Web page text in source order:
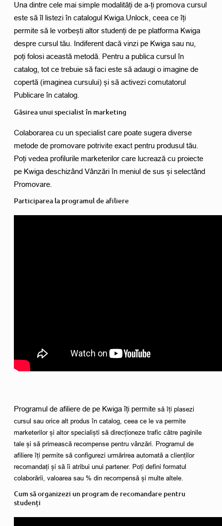
Una dintre cele mai simple modalități de a-ți promova cursul
este să îl listezi în catalogul Kwiga.Unlock, ceea ce îți
permite să le vorbești altor studenți de pe platforma Kwiga
despre cursul tău. Indiferent dacă vinzi pe Kwiga sau nu,
poți folosi această metodă. Pentru a publica cursul în
catalog, tot ce trebuie să faci este să adaugi o imagine de
copertă (imaginea cursului) și să activezi comutatorul
Publicare în catalog.
Găsirea unui specialist în marketing
Colaborarea cu un specialist care poate sugera diverse
metode de promovare potrivite exact pentru produsul tău.
Poți vedea profilurile marketerilor care lucrează cu proiecte
pe Kwiga deschizând Vânzări în meniul de sus și selectând
Promovare.
Participarea la programul de afiliere
Programul de afiliere de pe Kwiga îți permite să îți plasezi
cursul sau orice alt produs în catalog, ceea ce le va permite
marketerilor și altor specialiști să direcționeze trafic către paginile
tale și să primească recompense pentru vânzări. Programul de
afiliere îți permite să configurezi urmărirea automată a clienților
recomandați și să îi atribui unui partener. Poți defini formatul
colaborării, valoarea sau % din recompensă și multe altele.
Cum să organizezi un program de recomandare pentru
studenți